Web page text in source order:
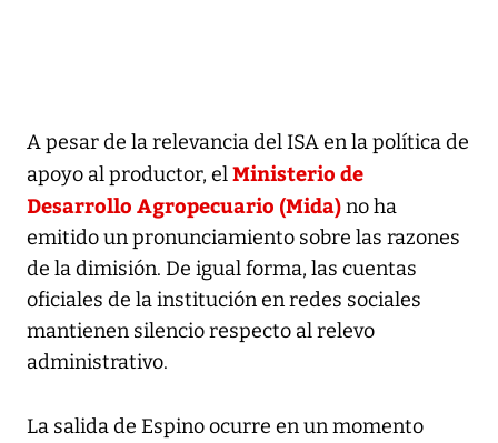
A pesar de la relevancia del ISA en la política de
apoyo al productor, elMinisterio de
Desarrollo Agropecuario (Mida)no ha
emitido un pronunciamiento sobre las razones
de la dimisión. De igual forma, las cuentas
oficiales de la institución en redes sociales
mantienen silencio respecto al relevo
administrativo.
La salida de Espino ocurre en un momento